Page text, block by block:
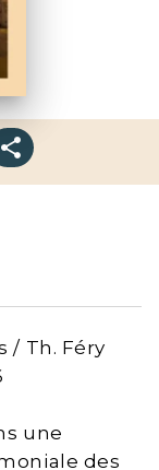
/ Th. Féry
une
des